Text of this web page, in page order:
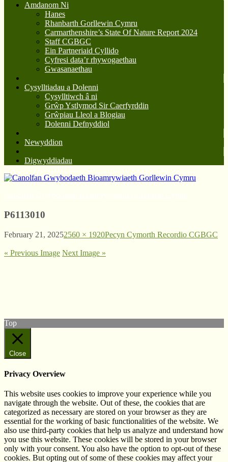
Amdanom Ni
Hanes
Rhanbarth Gorllewin Cymru
Carmarthenshire’s State Of Nature Report 2024
Staff CGBGC
Ein Partneriaid Cyllido
Cyfresi data’r rhywogaethau
Gwasanaethau
Cysylltiadau a Dolenni
Cysylltiwch â ni
Grŵp Ystlymod Sir Caerfyrddin
Grŵpiau Lleol a Blogiau
Dolenni Defnyddiol
Newyddion
Digwyddiadau
P6113010
February 21, 20252560 × 1920Pecyn Cymorth Recordio CGBGC
« Previous Image Next Image »
Top
Close
Privacy Overview
This website uses cookies to improve your experience while you
navigate through the website. Out of these, the cookies that are
categorized as necessary are stored on your browser as they are
essential for the working of basic functionalities of the website. We
also use third-party cookies that help us analyze and understand how
you use this website. These cookies will be stored in your browser
only with your consent. You also have the option to opt-out of these
cookies. But opting out of some of these cookies may affect your